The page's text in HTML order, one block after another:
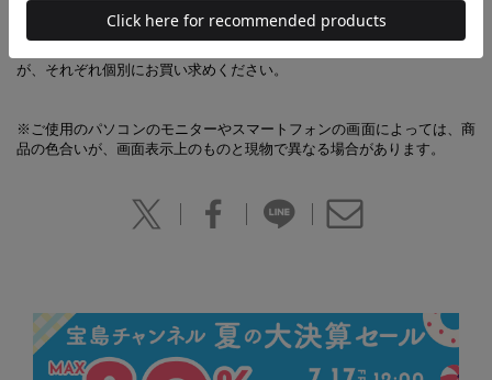
せての一括配送となります。
が、それぞれ個別にお買い求めください。
※ご使用のパソコンのモニターやスマートフォンの画面によっては、商
品の色合いが、画面表示上のものと現物で異なる場合があります。